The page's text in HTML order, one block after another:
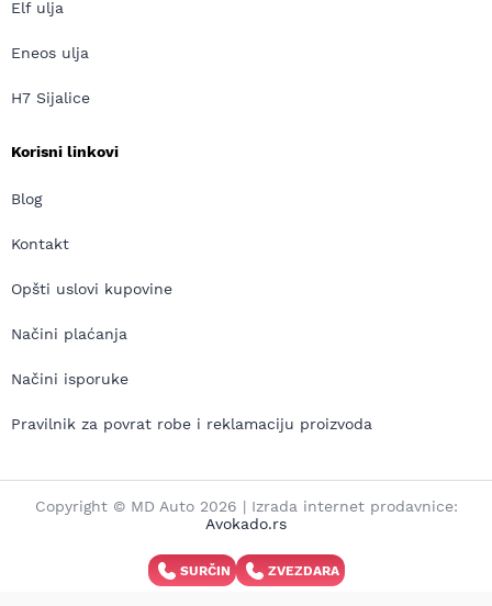
Elf ulja
Eneos ulja
H7 Sijalice
Korisni linkovi
Blog
Kontakt
Opšti uslovi kupovine
Načini plaćanja
Načini isporuke
Pravilnik za povrat robe i reklamaciju proizvoda
Copyright © MD Auto 2026 | Izrada internet prodavnice:
Avokado.rs
SURČIN ZVEZDARA